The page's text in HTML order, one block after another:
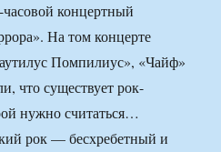
концертный
На том концерте
Помпилиус», «Чайф»
что существует рок-
нужно считаться…
рок — бесхребетный и